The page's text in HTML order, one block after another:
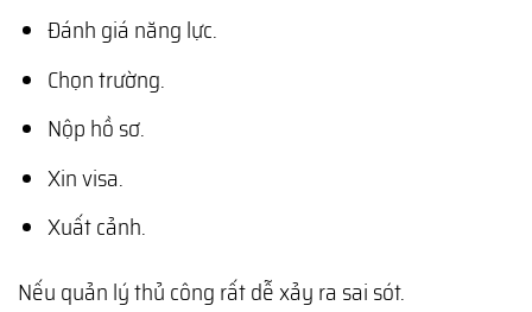
Đánh giá năng lực.
Chọn trường.
Nộp hồ sơ.
Xin visa.
Xuất cảnh.
Nếu quản lý thủ công rất dễ xảy ra sai sót.